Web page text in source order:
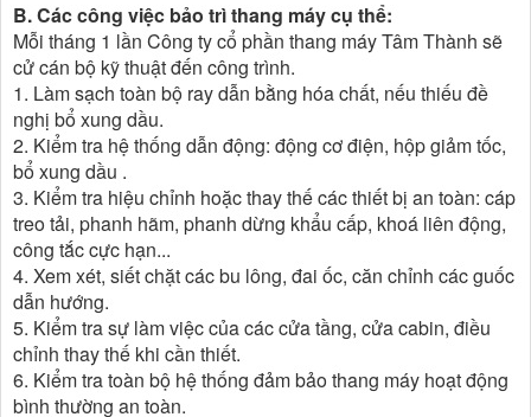
B. Các công việc bảo trì thang máy cụ thể:
Mỗi tháng 1 lần Công ty cổ phần thang máy Tâm Thành sẽ
cử cán bộ kỹ thuật đến công trình.
1. Làm sạch toàn bộ ray dẫn bằng hóa chất, nếu thiếu đề
nghị bổ xung dầu.
2. Kiểm tra hệ thống dẫn động: động cơ điện, hộp giảm tốc,
bổ xung dầu .
3. Kiểm tra hiệu chỉnh hoặc thay thế các thiết bị an toàn: cáp
treo tải, phanh hãm, phanh dừng khẩu cấp, khoá liên động,
công tắc cực hạn...
4. Xem xét, siết chặt các bu lông, đai ốc, căn chỉnh các guốc
dẫn hướng.
5. Kiểm tra sự làm việc của các cửa tầng, cửa cabin, điều
chỉnh thay thế khi cần thiết.
6. Kiểm tra toàn bộ hệ thống đảm bảo thang máy hoạt động
bình thường an toàn.